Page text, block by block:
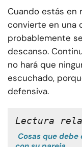
Cuando estás en
convierte en una
probablemente
descanso.
no hará que
escuchado,
defensiva.
Lectura
Cosas que